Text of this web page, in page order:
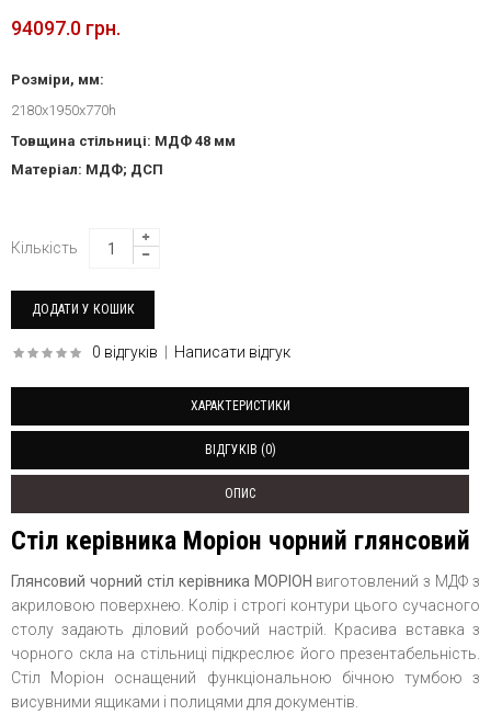
94097.0 грн.
Розміри, мм:
2180х1950х770h
Товщина стільниці: МДФ 48 мм
Матеріал: МДФ; ДСП
Кількість
0 відгуків Написати відгук
ХАРАКТЕРИСТИКИ
ВІДГУКІВ (0)
ОПИС
Стіл керівника Моріон чорний глянсовий
Глянсовий чорний стіл керівника МОРІОН виготовлений з МДФ з
акриловою поверхнею. Колір і строгі контури цього сучасного
столу задають діловий робочий настрій. Красива вставка з
чорного скла на стільниці підкреслює його презентабельність.
Стіл Моріон оснащений функціональною бічною тумбою з
висувними ящиками і полицями для документів.